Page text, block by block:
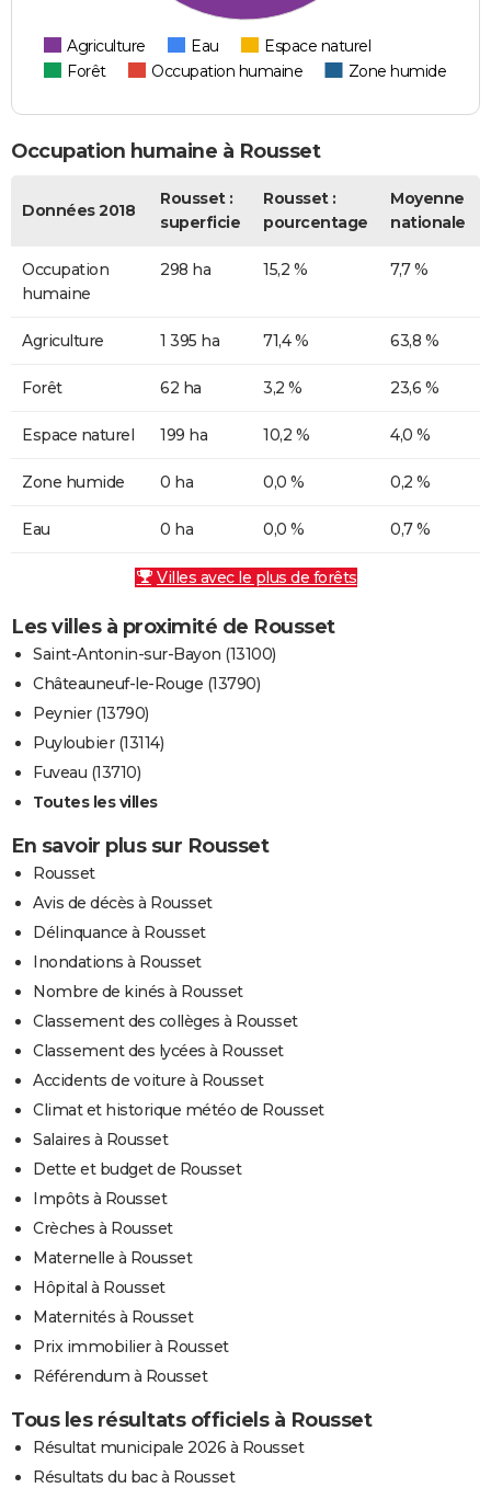
Agriculture Eau
Espace naturel
Forêt
Occupation humaine Zone humide
Occupation humaine à Rousset
Données 2018
Rousset :
superficie
Rousset :
pourcentage
Moyenne
nationale
Occupation
humaine
298 ha 15,2 % 7,7 %
Agriculture 1 395 ha 71,4 % 63,8 %
Forêt 62 ha 3,2 % 23,6 %
Espace naturel 199 ha 10,2 % 4,0 %
Zone humide 0 ha 0,0 % 0,2 %
Eau 0 ha 0,0 % 0,7 %
Villes avec le plus de forêts
Les villes à proximité de Rousset
Saint-Antonin-sur-Bayon (13100)
Châteauneuf-le-Rouge (13790)
Peynier (13790)
Puyloubier (13114)
Fuveau (13710)
Toutes les villes
En savoir plus sur Rousset
Rousset
Avis de décès à Rousset
Délinquance à Rousset
Inondations à Rousset
Nombre de kinés à Rousset
Classement des collèges à Rousset
Classement des lycées à Rousset
Accidents de voiture à Rousset
Climat et historique météo de Rousset
Salaires à Rousset
Dette et budget de Rousset
Impôts à Rousset
Crèches à Rousset
Maternelle à Rousset
Hôpital à Rousset
Maternités à Rousset
Prix immobilier à Rousset
Référendum à Rousset
Tous les résultats officiels à Rousset
Résultat municipale 2026 à Rousset
Résultats du bac à Rousset